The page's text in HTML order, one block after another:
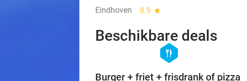
Eindhoven 8.9 star
Beschikbare deals
hexagon
food
Burger + friet + frisdrank of pizza